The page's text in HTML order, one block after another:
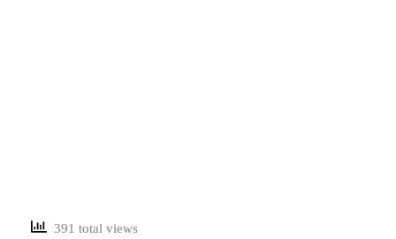
391 total views